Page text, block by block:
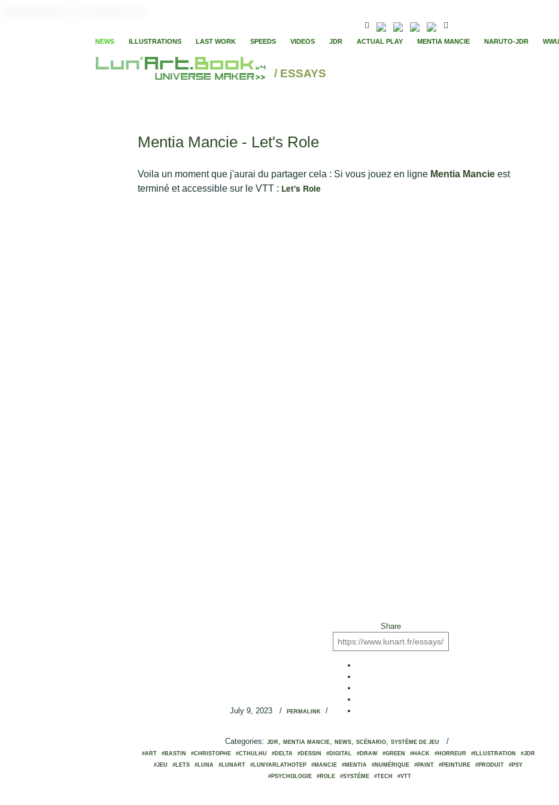
NEWS ILLUSTRATIONS LAST WORK SPEEDS VIDEOS JDR ACTUAL PLAY MENTIA MANCIE NARUTO-JDR WWU
/ ESSAYS
Mentia Mancie - Let's Role
Voila un moment que j'aurai du partager cela : Si vous jouez en ligne Mentia Mancieest
terminé et accessible sur le VTT : Let's Role
July 9, 2023 / PERMALINK /
Share
Categories: JDR MENTIA MANCIE NEWS SCÉNARIO SYSTÈME DE JEU /
#ART #BASTIN #CHRISTOPHE #CTHULHU #DELTA #DESSIN #DIGITAL #DRAW #GREEN #HACK #HORREUR #ILLUSTRATION
#JDR
#JEU
#LETS #LUNA #LUNART #LUNYARLATHOTEP #MANCIE #MENTIA #NUMÉRIQUE #PAINT #PEINTURE #PRODUIT
#PSY
#PSYCHOLOGIE
#ROLE #SYSTÈME #TECH #VTT